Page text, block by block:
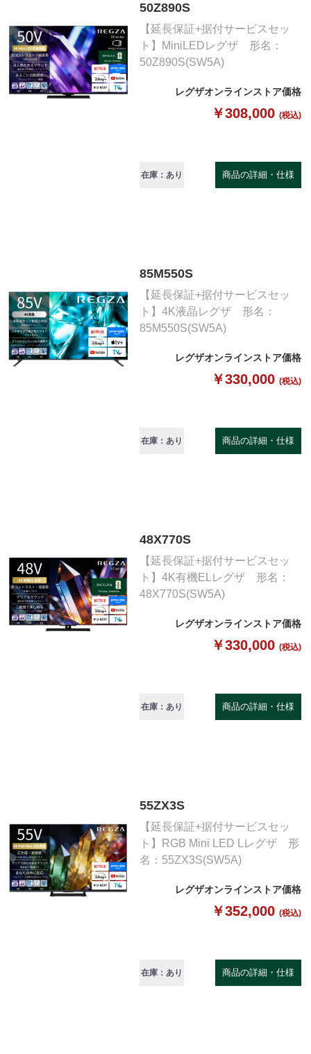
50Z890S
【延長保証+据付サービスセッ
ト】MiniLEDレグザ 形名：
50Z890S(SW5A)
レグザオンラインストア価格
￥308,000 (税込)
在庫：あり 商品の詳細・仕様
85M550S
【延長保証+据付サービスセッ
ト】4K液晶レグザ 形名：
85M550S(SW5A)
レグザオンラインストア価格
￥330,000 (税込)
在庫：あり 商品の詳細・仕様
48X770S
【延長保証+据付サービスセッ
ト】4K有機ELレグザ 形名：
48X770S(SW5A)
レグザオンラインストア価格
￥330,000 (税込)
在庫：あり 商品の詳細・仕様
55ZX3S
【延長保証+据付サービスセッ
ト】RGB Mini LED Lレグザ 形
名：55ZX3S(SW5A)
レグザオンラインストア価格
￥352,000 (税込)
在庫：あり 商品の詳細・仕様